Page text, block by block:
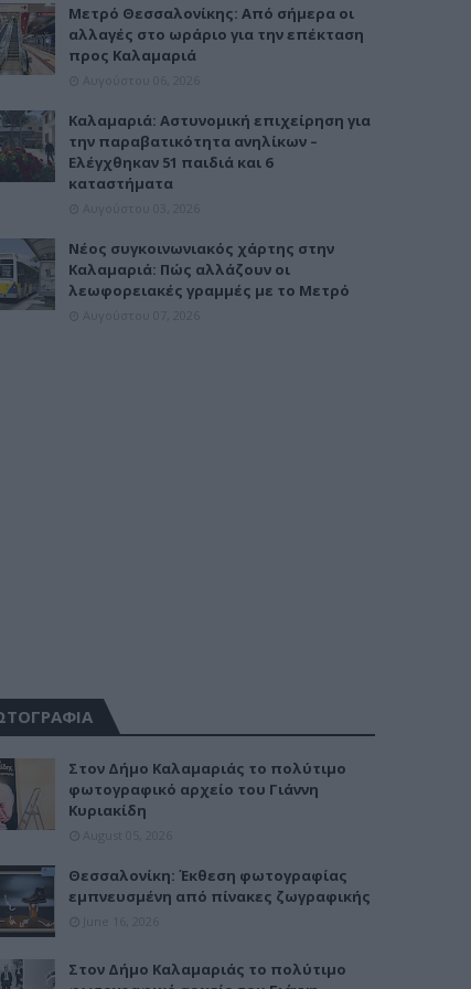
Μετρό Θεσσαλονίκης: Από σήμερα οι
αλλαγές στο ωράριο για την επέκταση
προς Καλαμαριά
Καλαμαριά: Αστυνομική επιχείρηση για
την παραβατικότητα ανηλίκων –
Ελέγχθηκαν 51 παιδιά και 6
καταστήματα
Νέος συγκοινωνιακός χάρτης στην
Καλαμαριά: Πώς αλλάζουν οι
λεωφορειακές γραμμές με το Μετρό
Στον Δήμο Καλαμαριάς το πολύτιμο
φωτογραφικό αρχείο του Γιάννη
Κυριακίδη
Θεσσαλονίκη: Έκθεση φωτογραφίας
εμπνευσμένη από πίνακες ζωγραφικής
Στον Δήμο Καλαμαριάς το πολύτιμο